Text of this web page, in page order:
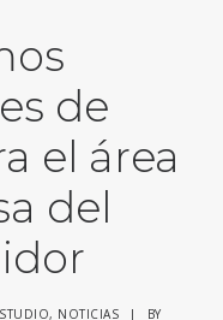
de
el área
del
, NOTICIAS |
BY